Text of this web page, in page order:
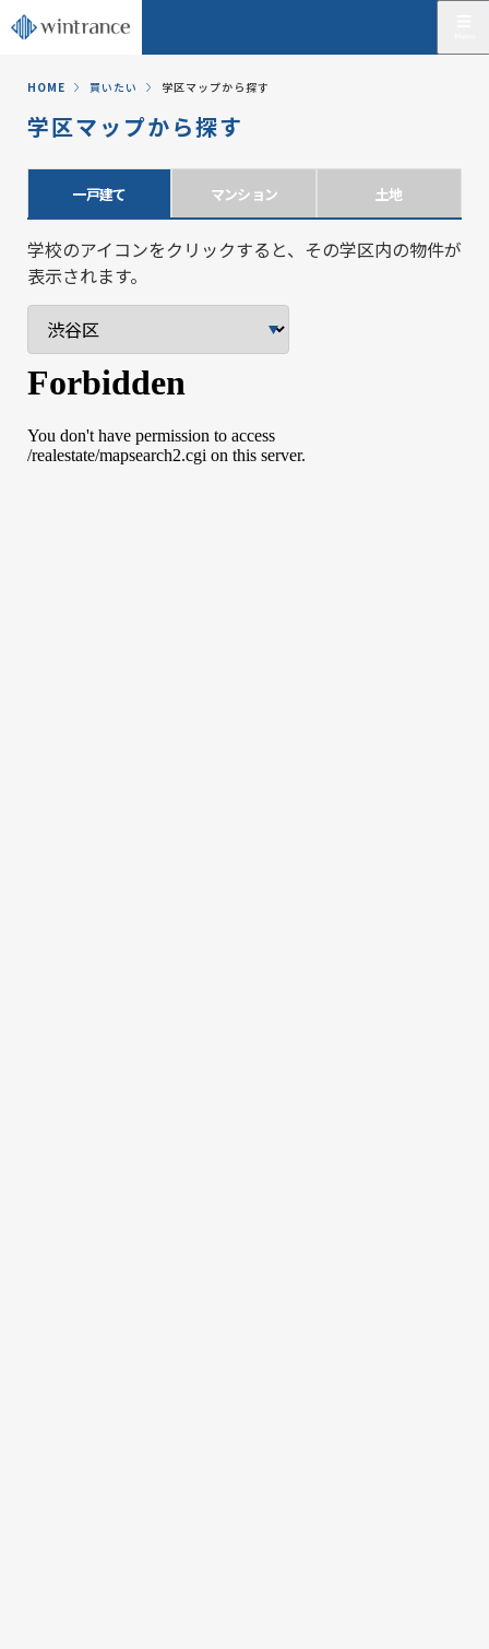
HOME 買いたい 学区マップから探す
学区マップから探す
一戸建て マンション 土地
学校のアイコンをクリックすると、その学区内の物件が
表示されます。